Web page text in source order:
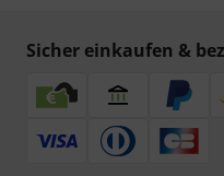
Sicher einkaufen &